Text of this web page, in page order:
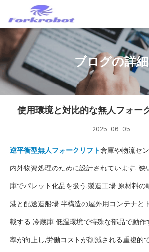
ブログの詳細
使用環境と対比的な無人フォー
2025-06-05
逆平衡型無人フォークリフト倉庫や物流セ
内外物資処理のために設計されています. 狭
庫でパレット化品を扱う.製造工場 原材料の
港と配送造船場 半構造の屋外用コンテナと
載する 冷蔵庫 低温環境で特殊な部品で動作
率が向上し,労働コストが削減される重複的